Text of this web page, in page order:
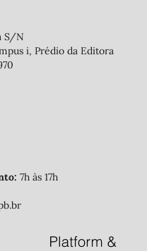
S/N
i, Prédio da Editora
7h às 17h